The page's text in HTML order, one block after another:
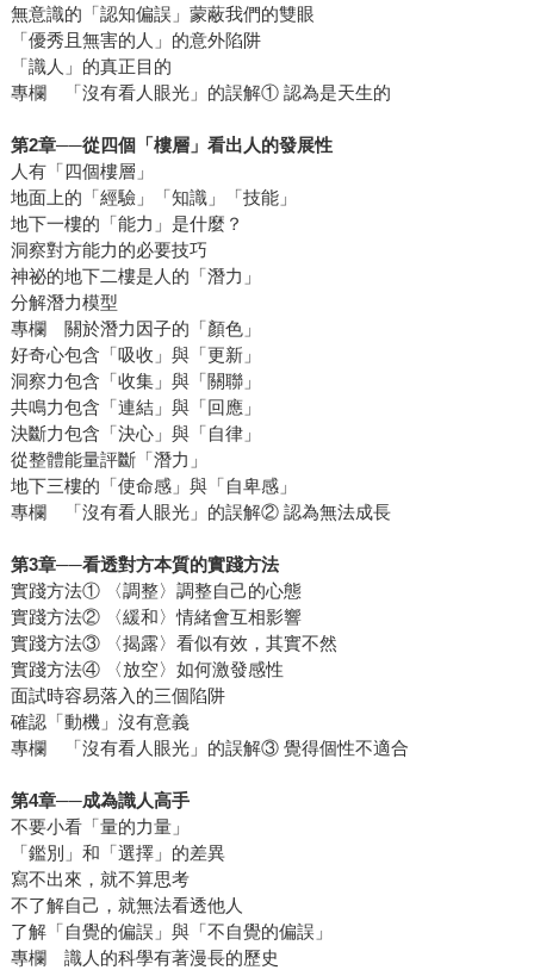
無意識的「認知偏誤」蒙蔽我們的雙眼
「優秀且無害的人」的意外陷阱
「識人」的真正目的
專欄 「沒有看人眼光」的誤解① 認為是天生的
第2章──從四個「樓層」看出人的發展性
人有「四個樓層」
地面上的「經驗」「知識」「技能」
地下一樓的「能力」是什麼？
洞察對方能力的必要技巧
神祕的地下二樓是人的「潛力」
分解潛力模型
專欄 關於潛力因子的「顏色」
好奇心包含「吸收」與「更新」
洞察力包含「收集」與「關聯」
共鳴力包含「連結」與「回應」
決斷力包含「決心」與「自律」
從整體能量評斷「潛力」
地下三樓的「使命感」與「自卑感」
專欄 「沒有看人眼光」的誤解② 認為無法成長
第3章──看透對方本質的實踐方法
實踐方法① 〈調整〉調整自己的心態
實踐方法② 〈緩和〉情緒會互相影響
實踐方法③ 〈揭露〉看似有效，其實不然
實踐方法④ 〈放空〉如何激發感性
面試時容易落入的三個陷阱
確認「動機」沒有意義
專欄 「沒有看人眼光」的誤解③ 覺得個性不適合
第4章──成為識人高手
不要小看「量的力量」
「鑑別」和「選擇」的差異
寫不出來，就不算思考
不了解自己，就無法看透他人
了解「自覺的偏誤」與「不自覺的偏誤」
專欄 識人的科學有著漫長的歷史